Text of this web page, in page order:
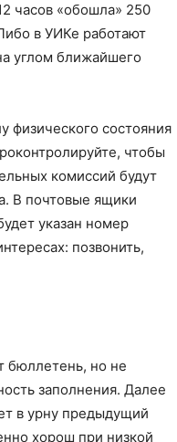
часов «обошла» 250
в УИКе работают
углом ближайшего
физического состояния
чтобы
комиссий будут
В почтовые ящики
указан номер
позвонить,
бюллетень, но не
заполнения. Далее
в урну предыдущий
хорош при низкой